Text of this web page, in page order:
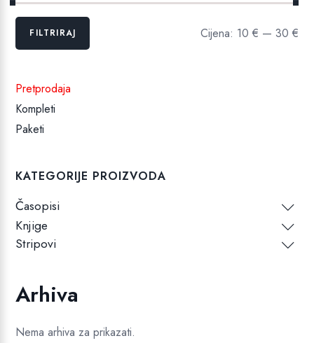
Min
MaksFILTRIRAJ Cijena: 10 € — 30 €
Pretprodaja
Kompleti
Paketi
KATEGORIJE PROIZVODA
Časopisi
Knjige
Stripovi
Arhiva
Nema arhiva za prikazati.